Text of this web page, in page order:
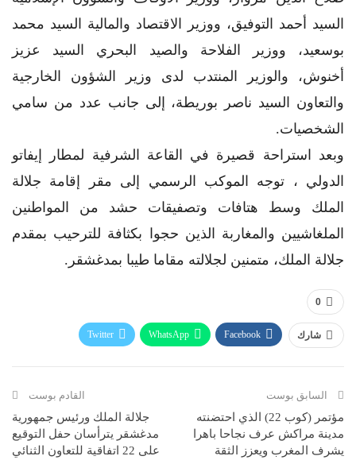
السيد أحمد التوفيق، ووزير الاقتصاد والمالية السيد محمد
بوسعيد، ووزير الفلاحة والصيد البحري السيد عزيز
أخنوش، والوزير المنتدب لدى وزير الشؤون الخارجية
والتعاون السيد ناصر بوريطة، إلى جانب عدد من سامي
الشخصيات.
وبعد استراحة قصيرة في القاعة الشرفية لمطار إيفاتو
الدولي ، توجه الموكب الرسمي إلى مقر إقامة جلالة
الملك وسط هتافات وتصفيقات حشد من المواطنين
الملغاشيين والمغاربة الذين حجوا بكثافة للترحيب بمقدم
جلالة الملك، متمنين لجلالته مقاما طيبا بمدغشقر.
0
شارك Facebook
WhatsApp
Twitter
السابق بوست
مؤتمر (كوب 22) الذي احتضنته
مدينة مراكش عرف نجاحا باهرا
يشرف المغرب ويعزز الثقة
القادم بوست
جلالة الملك ورئيس جمهورية
مدغشقر يترأسان حفل التوقيع
على 22 اتفاقية للتعاون الثنائي